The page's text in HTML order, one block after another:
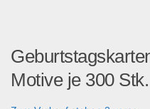
Motive je 300 Stk.